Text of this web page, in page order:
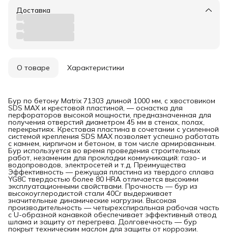
Доставка
О товаре Характеристики
Бур по бетону Matrix 71303 длиной 1000 мм, с хвостовиком
SDS MAX и крестовой пластиной, — оснастка для
перфораторов высокой мощности, предназначенная для
получения отверстий диаметром 45 мм в стенах, полах,
перекрытиях. Крестовая пластина в сочетании с усиленной
системой крепления SDS MAX позволяет успешно работать
с камнем, кирпичом и бетоном, в том числе армированным.
Бур используется во время проведения строительных
работ, незаменим для прокладки коммуникаций: газо- и
водопроводов, электросетей и т.д. Преимущества
Эффективность — режущая пластина из твердого сплава
YG8C твердостью более 80 HRA отличается высокими
эксплуатационными свойствами. Прочность — бур из
высокоуглеродистой стали 40Cr выдерживает
значительные динамические нагрузки. Высокая
производительность — четырехспиральная рабочая часть
с U-образной канавкой обеспечивает эффективный отвод
шлама и защиту от перегрева. Долговечность — бур
покрыт техническим маслом для защиты от коррозии.